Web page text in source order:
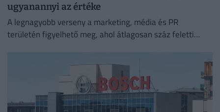
ugyanannyi az értéke
A legnagyobb verseny a marketing, média és PR
területén figyelhető meg, ahol átlagosan száz feletti